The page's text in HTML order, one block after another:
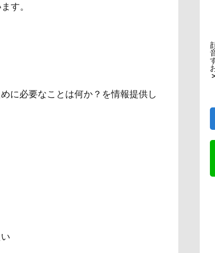
す。
に必要なことは何か？を情報提供し